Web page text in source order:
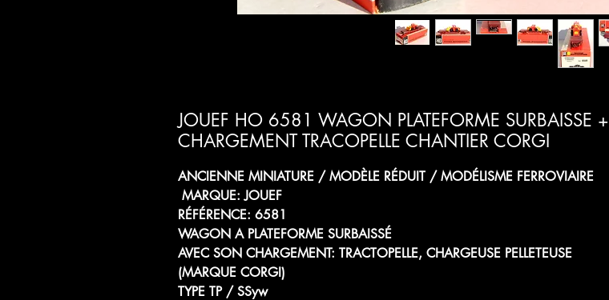
JOUEF HO 6581 WAGON PLATEFORME SURBAISSE +
CHARGEMENT TRACOPELLE CHANTIER CORGI
ANCIENNE MINIATURE / MODÈLE RÉDUIT / MODÉLISME FERROVIAIRE
MARQUE: JOUEF
RÉFÉRENCE: 6581
WAGON A PLATEFORME SURBAISSÉ
AVEC SON CHARGEMENT: TRACTOPELLE, CHARGEUSE PELLETEUSE
(MARQUE CORGI)
TYPE TP / SSyw